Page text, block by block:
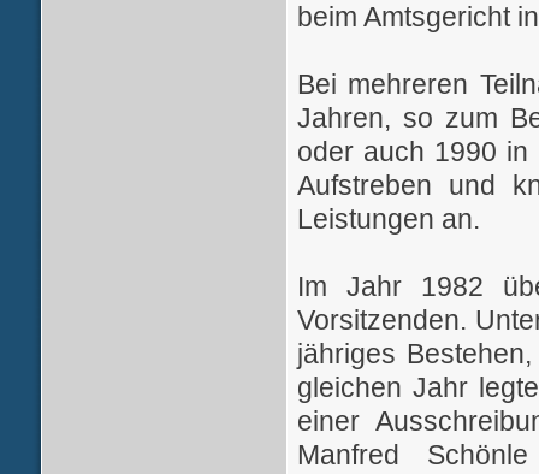
beim Amtsgericht
Bei mehreren
Jahren, so zum
oder auch 1990 in
Aufstreben und
Leistungen an.
Im Jahr 1982
Vorsitzenden.
jähriges
gleichen Jahr
einer
Manfred